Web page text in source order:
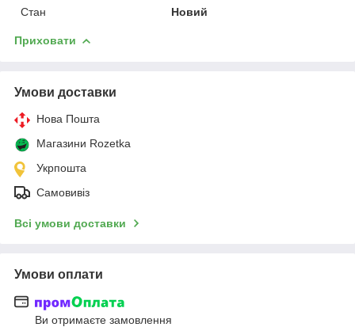
Стан
Новий
Приховати
Умови доставки
Нова Пошта
Магазини Rozetka
Укрпошта
Самовивіз
Всі умови доставки
Умови оплати
Ви отримаєте замовлення